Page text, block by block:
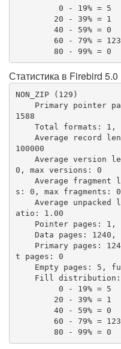
        80 - 99% = 0
Статистика в Firebird 5.0
NON_ZIP (129)
1588
100000
0, max versions: 0
s: 0, max fragments: 0
atio: 1.00
t pages: 0
        80 - 99% = 0